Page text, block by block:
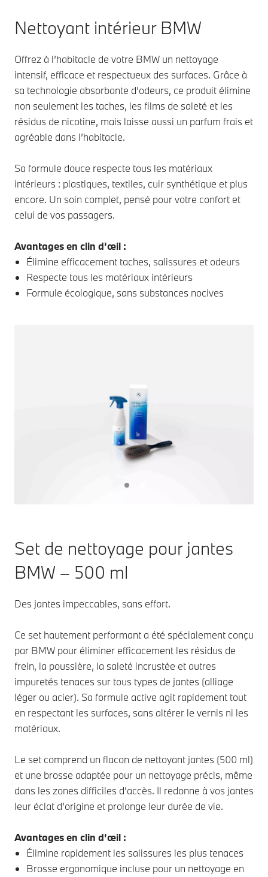
Nettoyant intérieur BMW
Offrez à l’habitacle de votre BMW un nettoyage
intensif, efficace et respectueux des surfaces. Grâce à
sa technologie absorbante d’odeurs, ce produit élimine
non seulement les taches, les films de saleté et les
résidus de nicotine, mais laisse aussi un parfum frais et
agréable dans l’habitacle.
Sa formule douce respecte tous les matériaux
intérieurs : plastiques, textiles, cuir synthétique et plus
encore. Un soin complet, pensé pour votre confort et
celui de vos passagers.
Avantages en clin d’œil :
Élimine efficacement taches, salissures et odeurs
Respecte tous les matériaux intérieurs
Formule écologique, sans substances nocives
Set de nettoyage pour jantes
BMW – 500 ml
Des jantes impeccables, sans effort.
Ce set hautement performant a été spécialement conçu
par BMW pour éliminer efficacement les résidus de
frein, la poussière, la saleté incrustée et autres
impuretés tenaces sur tous types de jantes (alliage
léger ou acier). Sa formule active agit rapidement tout
en respectant les surfaces, sans altérer le vernis ni les
matériaux.
Le set comprend un flacon de nettoyant jantes (500 ml)
et une brosse adaptée pour un nettoyage précis, même
dans les zones difficiles d’accès. Il redonne à vos jantes
leur éclat d’origine et prolonge leur durée de vie.
Avantages en clin d’œil :
Élimine rapidement les salissures les plus tenaces
Brosse ergonomique incluse pour un nettoyage en